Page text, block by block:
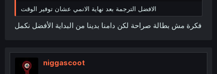
الافضل الترجمة بعد نهاية الانمي عشان توفير الوقت
فكرة مش بطالة صراحة لكن دامنا بدينا من البداية الأفضل نكمل
niggascoot